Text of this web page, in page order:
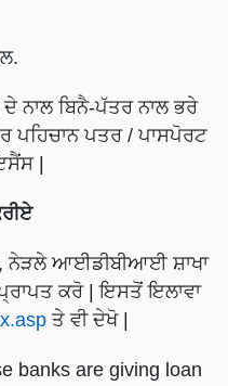
ਨਾਲ ਬਿਨੈ-ਪੱਤਰ ਨਾਲ ਭਰੇ
ਪਹਿਚਾਨ ਪਤਰ / ਪਾਸਪੋਰਟ
|
ਨੇੜਲੇ ਆਈਡੀਬੀਆਈ ਸ਼ਾਖਾ
ਕਰੋ | ਇਸਤੋਂ ਇਲਾਵਾ
ਤੇ ਵੀ ਦੇਖੋ |
banks are giving loan